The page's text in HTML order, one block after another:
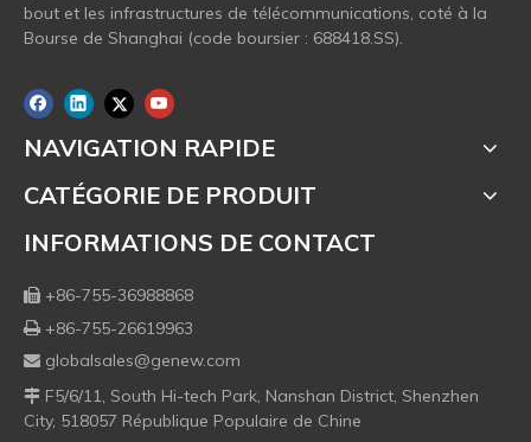
bout et les infrastructures de télécommunications, coté à la
Bourse de Shanghai (code boursier : 688418.SS).
NAVIGATION RAPIDE
CATÉGORIE DE PRODUIT
INFORMATIONS DE CONTACT
 +86-755-36988868
 +86-755-26619963
 globalsales@genew.com
 F5/6/11, South Hi-tech Park, Nanshan District, Shenzhen
City, 518057 République Populaire de Chine